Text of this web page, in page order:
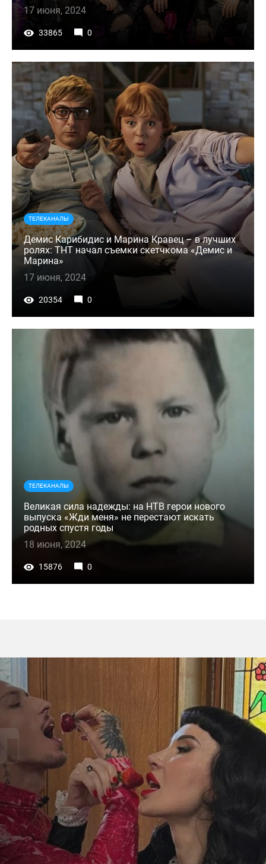
17 июня, 2024
33865 0
ТЕЛЕКАНАЛЫ
Демис Карибидис и Марина Кравец – в лучших
ролях: ТНТ начал съемки скетчкома «Демис и
Марина»
17 июня, 2024
20354 0
ТЕЛЕКАНАЛЫ
Великая сила надежды: на НТВ герои нового
выпуска «Жди меня» не перестают искать
родных спустя годы
18 июня, 2024
15876 0